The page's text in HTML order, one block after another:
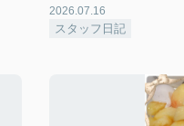
2026.07.16
スタッフ日記